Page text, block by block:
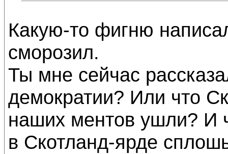
Какую-то фигню
сморозил.
Ты мне сейчас
демократии? Или что
наших ментов ушли? И
в Скотланд-ярде